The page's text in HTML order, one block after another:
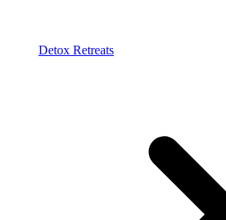
Detox Retreats